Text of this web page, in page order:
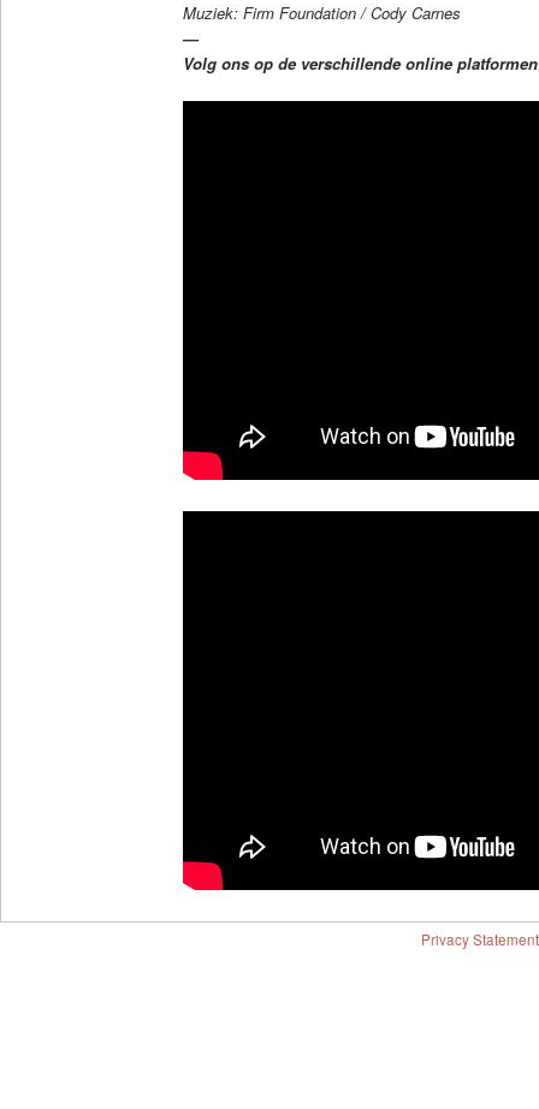
Muziek: Firm Foundation / Cody Carnes
—
Volg ons op de verschillende online
Privacy Statement